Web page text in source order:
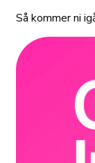
Så kommer ni